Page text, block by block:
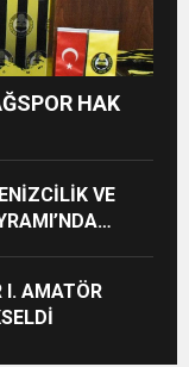
HAK
VE
I. AMATÖR